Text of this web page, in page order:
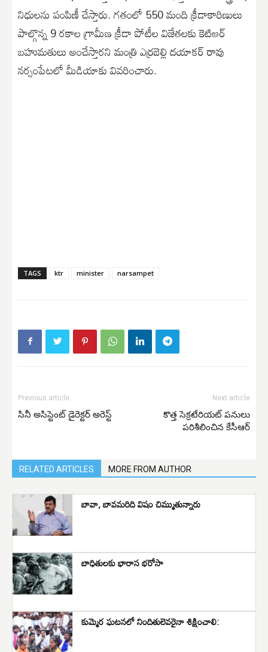
నిధులను పంపిణీ చేస్తారు. గ‌తంలో 550 మంది క్రీడాకారిణులు
పాల్గొన్న 9 రకాల గ్రామీణ‌ క్రీడా పోటీల విజేతలకు కెటిఆర్
బహుమతులు అంచేస్తార‌ని మంత్రి ఎర్ర‌బెల్లి ద‌యాక‌ర్ రావు
న‌ర్సంపేట‌లో మీడియాకు వివరించారు.
TAGS ktr minister narsampet
Previous article
సినీ అసిస్టెంట్ డైరెక్ట‌ర్ అరెస్ట్
Next article
కొత్త సెక్రటేరియట్ పనులు
పరిశీలించిన కేసీఆర్
RELATED ARTICLES MORE FROM AUTHOR
బావా, బావమరిది విషం చిమ్ముతున్నారు
బాధితులకు భారాస భరోసా
కుమ్మెర ఘటనలో నిందితులెవరైనా శిక్షించాలి: